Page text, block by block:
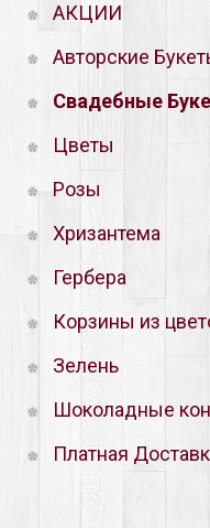
АКЦИИ
Авторские
Свадебные
Цветы
Розы
Хризантема
Гербера
Корзины из
Зелень
Шоколадные
Платная